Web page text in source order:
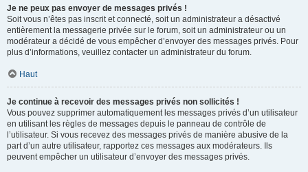
Je ne peux pas envoyer de messages privés !
Soit vous n’êtes pas inscrit et connecté, soit un administrateur a désactivé
entièrement la messagerie privée sur le forum, soit un administrateur ou un
modérateur a décidé de vous empêcher d’envoyer des messages privés. Pour
plus d’informations, veuillez contacter un administrateur du forum.
Haut
Je continue à recevoir des messages privés non sollicités !
Vous pouvez supprimer automatiquement les messages privés d’un utilisateur
en utilisant les règles de messages depuis le panneau de contrôle de
l’utilisateur. Si vous recevez des messages privés de manière abusive de la
part d’un autre utilisateur, rapportez ces messages aux modérateurs. Ils
peuvent empêcher un utilisateur d’envoyer des messages privés.